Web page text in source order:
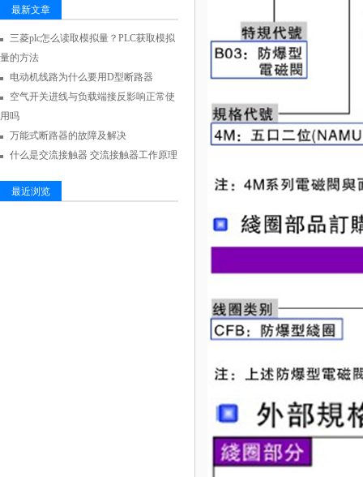
最新文章
三菱plc怎么读取模拟量？PLC获取模拟
量的方法
电动机线路为什么要用D型断路器
空气开关进线与负载端接反影响正常使
用吗
万能式断路器的故障及解决
什么是交流接触器 交流接触器工作原理
最近浏览